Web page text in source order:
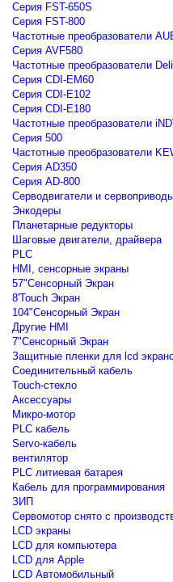
Серия FST-650S
Серия FST-800
Частотные преобразователи
Серия AVF580
Частотные преобразователи
Серия CDI-EM60
Серия CDI-E102
Серия CDI-E180
Частотные преобразователи
Серия 500
Частотные преобразователи
Серия AD350
Серия AD-800
Серводвигатели и
Энкодеры
Планетарные редукторы
Шаговые двигатели, драйвера
PLC
HMI, сенсорные экраны
57"Сенсорный Экран
8'Touch Экран
104"Сенсорный Экран
Другие HMI
7"Сенсорный Экран
Защитные пленки для lcd
Соединительный кабель
Touch-стекло
Аксессуары
Микро-мотор
PLC кабель
Servo-кабель
вентилятор
PLC литиевая батарея
Кабель для программирования
ЗИП
Сервомотор снято с
LCD экраны
LCD для компьютера
LCD для Apple
LCD Автомобильный